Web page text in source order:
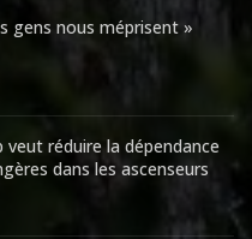
gens nous méprisent »
veut réduire la dépendance
dans les ascenseurs